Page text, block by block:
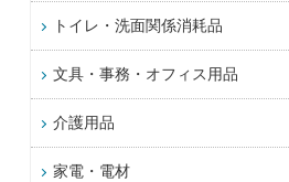
トイレ・洗面関係消耗品
文具・事務・オフィス用品
介護用品
家電・電材